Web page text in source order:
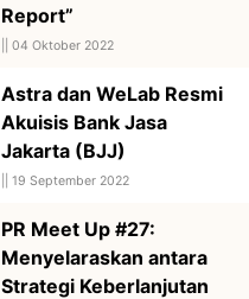
Report”
04 Oktober 2022
Astra dan WeLab Resmi
Akuisis Bank Jasa
Jakarta (BJJ)
19 September 2022
PR Meet Up #27:
Menyelaraskan antara
Strategi Keberlanjutan